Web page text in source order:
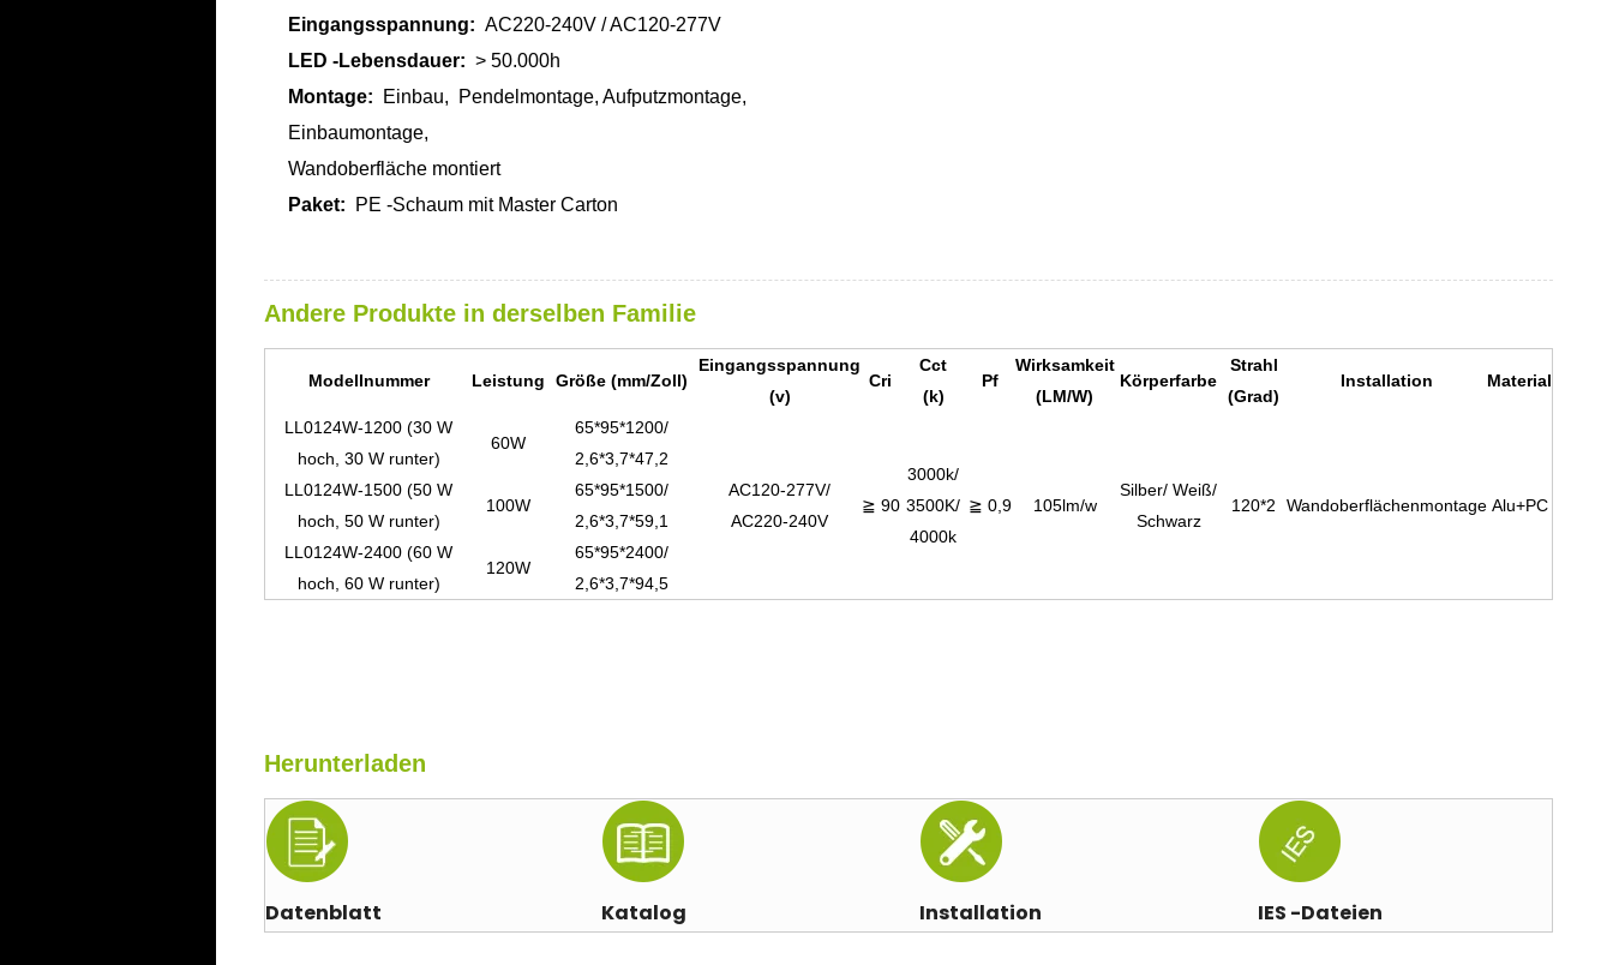
Eingangsspannung: AC220-240V / AC120-277V
LED -Lebensdauer: > 50.000h
Montage:
Einbau, Pendelmontage, Aufputzmontage,
Einbaumontage,
Wandoberfläche montiert
Paket:
PE -Schaum mit Master Carton
Andere Produkte in derselben Familie
Modellnummer Leistung Größe (mm/Zoll)
Eingangsspannung
(v)
Cri
Cct
(k)
Pf
Wirksamkeit
(LM/W)
Körperfarbe
Strahl
(Grad)
Installation Material
LL0124W-1200 (30 W
hoch, 30 W runter)
60W
65*95*1200/
2,6*3,7*47,2
AC120-277V/
AC220-240V
≧ 90
3000k/
3500K/
4000k
≧ 0,9 105lm/w
Silber/ Weiß/
Schwarz
120*2 Wandoberflächenmontage Alu+PC
LL0124W-1500 (50 W
hoch, 50 W runter)
100W
65*95*1500/
2,6*3,7*59,1
LL0124W-2400 (60 W
hoch, 60 W runter)
120W
65*95*2400/
2,6*3,7*94,5
Herunterladen
Datenblatt Katalog Installation IES -Dateien